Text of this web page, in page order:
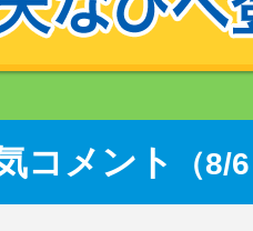
コメント （8/